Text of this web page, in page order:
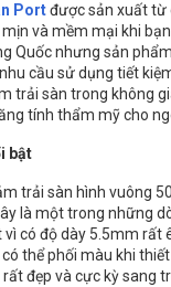
Portđược sản xuất từ
và mềm mại khi
Quốc nhưng sản
cầu sử dụng tiết
trải sàn trong không
tính thẩm mỹ cho
bật
trải sàn hình vuông
là một trong những
có độ dày 5.5mm rất
thể phối màu khi
đẹp và cực kỳ sang